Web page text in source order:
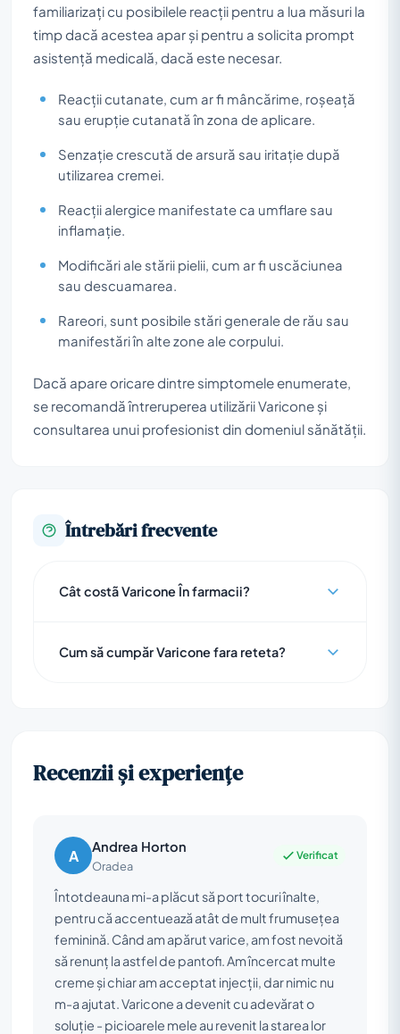
familiarizați cu posibilele reacții pentru a lua măsuri la
timp dacă acestea apar și pentru a solicita prompt
asistență medicală, dacă este necesar.
Reacții cutanate, cum ar fi mâncărime, roșeață
sau erupție cutanată în zona de aplicare.
Senzație crescută de arsură sau iritație după
utilizarea cremei.
Reacții alergice manifestate ca umflare sau
inflamație.
Modificări ale stării pielii, cum ar fi uscăciunea
sau descuamarea.
Rareori, sunt posibile stări generale de rău sau
manifestări în alte zone ale corpului.
Dacă apare oricare dintre simptomele enumerate,
se recomandă întreruperea utilizării Varicone și
consultarea unui profesionist din domeniul sănătății.
Întrebări frecvente
Cât costã Varicone În farmacii?
Cum să cumpăr Varicone fara reteta?
Recenzii și experiențe
A Andrea Horton
Oradea
Verificat
Întotdeauna mi-a plăcut să port tocuri înalte,
pentru că accentuează atât de mult frumusețea
feminină. Când am apărut varice, am fost nevoită
să renunț la astfel de pantofi. Am încercat multe
creme și chiar am acceptat injecții, dar nimic nu
m-a ajutat. Varicone a devenit cu adevărat o
soluție - picioarele mele au revenit la starea lor